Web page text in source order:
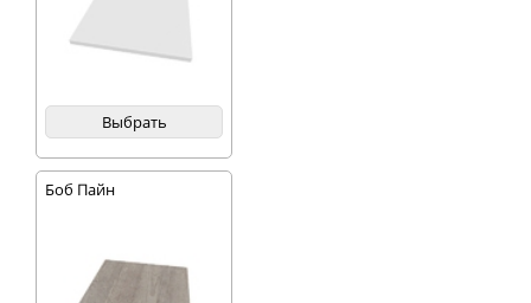
Выбрать
Боб Пайн